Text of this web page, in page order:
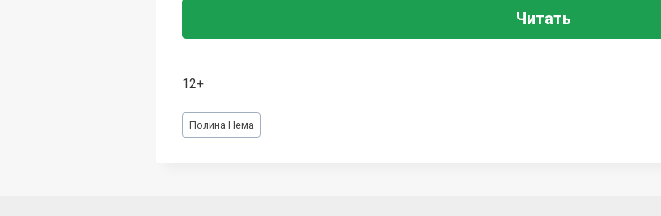
Читать
12+
Метки
записи:
Полина Нема